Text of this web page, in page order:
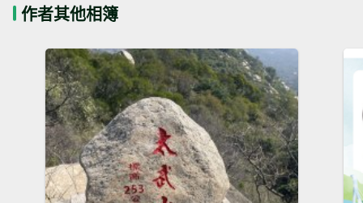
作者其他相簿